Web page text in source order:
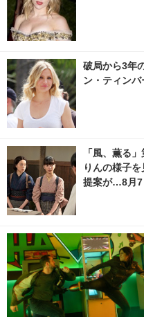
破局から3年
ン・ティン
「風、薫る
りんの様子
提案が…8月7